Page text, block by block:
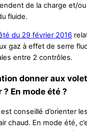
de la charge et/
fluide.
du 29 février 2016
gaz à effet de serre
entre 2 contrôles.
donner aux
En mode été ?
conseillé d’orienter
chaud. En mode été,